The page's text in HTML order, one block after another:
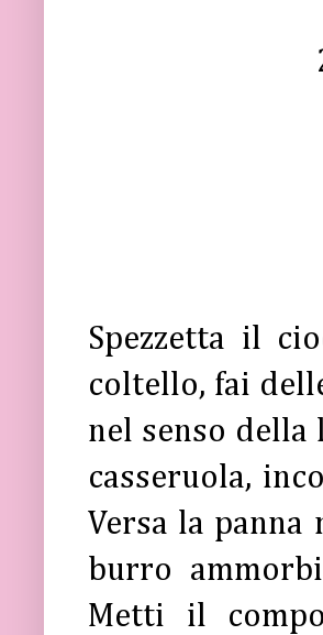
Spezzetta il
coltello, fai
nel senso della
casseruola,
Versa la
burro
Metti il